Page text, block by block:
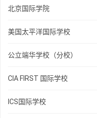
北京国际学院
美国太平洋国际学校
公立端华学校（分校）
CIA FIRST 国际学校
ICS国际学校